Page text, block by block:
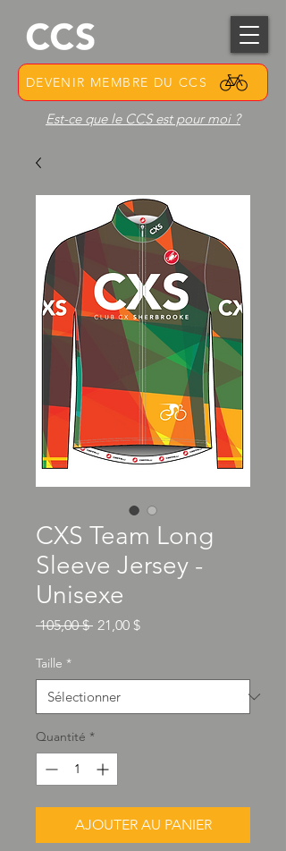
DEVENIR MEMBRE DU CCS
Est-ce que le CCS est pour moi ?
CXS Team Long
Sleeve Jersey -
Unisexe
105,00 $ Prix
21,00 $Prix
Taille *
Quantité *
AJOUTER AU PANIER